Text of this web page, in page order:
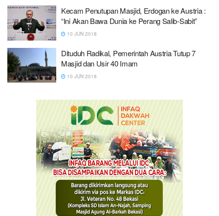
Kecam Penutupan Masjid, Erdogan ke Austria :
“Ini Akan Bawa Dunia ke Perang Salib-Sabit”
10 JUN 2018
Dituduh Radikal, Pemerintah Austria Tutup 7
Masjid dan Usir 40 Imam
10 JUN 2018